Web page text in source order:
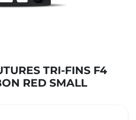
TRI-FINS F4
RED SMALL